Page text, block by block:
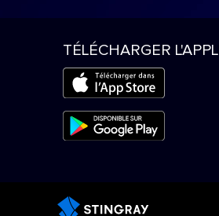
TÉLÉCHARGER L'APPLI